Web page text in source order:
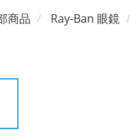
商品 Ray-Ban 眼鏡